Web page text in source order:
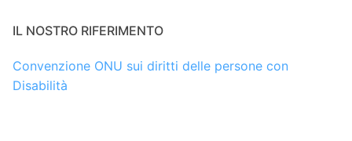
IL NOSTRO RIFERIMENTO
Convenzione ONU sui diritti delle persone con
Disabilità